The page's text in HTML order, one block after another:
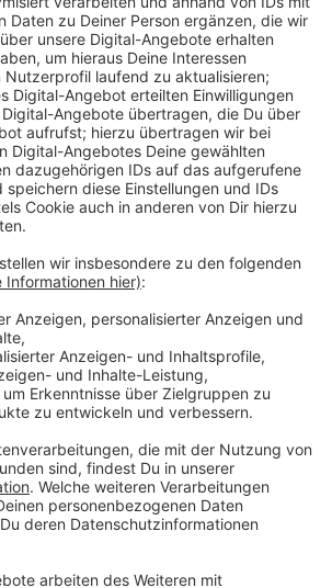
und schöne gemeinsame
Familien, Kinder,
und alle Interessierten sind
unbeschwerten Tag zu verbringen
kennenzulernen. Gerade für Kinder
während Erwachsene die
genießen können.
Genuss und herzliche
Mitmachaktionen für Groß und
leckeres Essen und viele
Austausch in entspannter
soll ein Ort sein, an dem